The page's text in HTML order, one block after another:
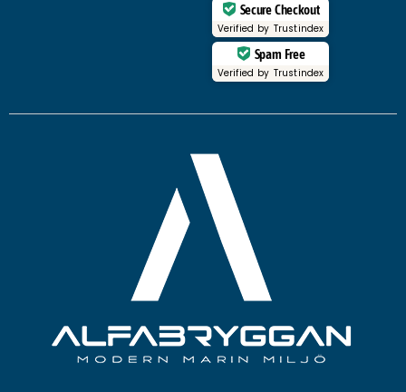
Secure Checkout
Verified by Trustindex
Spam Free
Verified by Trustindex